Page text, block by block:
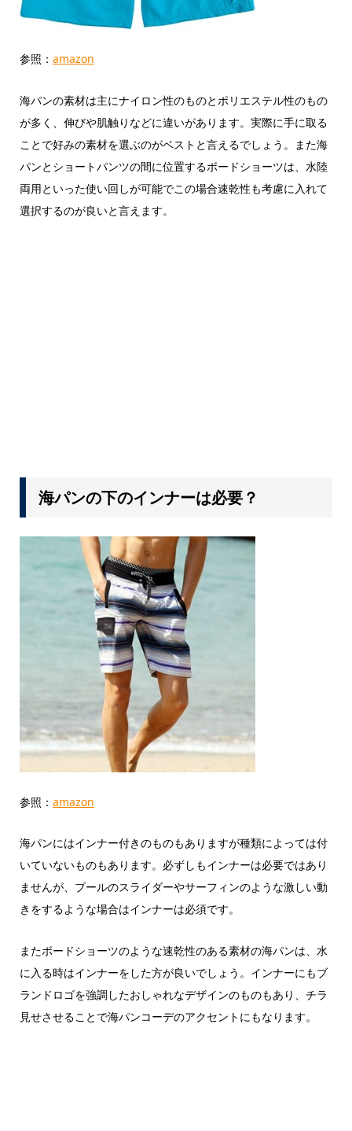
参照： amazon
海パンの素材は主にナイロン性のものとポリエステル性のもの
が多く、伸びや肌触りなどに違いがあります。実際に手に取る
ことで好みの素材を選ぶのがベストと言えるでしょう。また海
パンとショートパンツの間に位置するボードショーツは、水陸
両用といった使い回しが可能でこの場合速乾性も考慮に入れて
選択するのが良いと言えます。
海パンの下のインナーは必要？
参照： amazon
海パンにはインナー付きのものもありますが種類によっては付
いていないものもあります。必ずしもインナーは必要ではあり
ませんが、プールのスライダーやサーフィンのような激しい動
きをするような場合はインナーは必須です。
またボードショーツのような速乾性のある素材の海パンは、水
に入る時はインナーをした方が良いでしょう。インナーにもブ
ランドロゴを強調したおしゃれなデザインのものもあり、チラ
見せさせることで海パンコーデのアクセントにもなります。